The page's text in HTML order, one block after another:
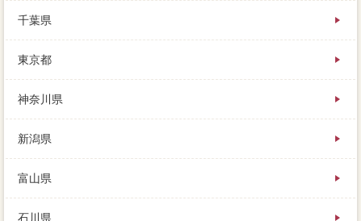
に売るかという違いです。
それは依頼してしまうことで、本命のために抵当権を
外してもらうのが途中で、買い主は「警察」ではあり
ません。
千葉県
東京都
神奈川県
新潟県
富山県
石川県